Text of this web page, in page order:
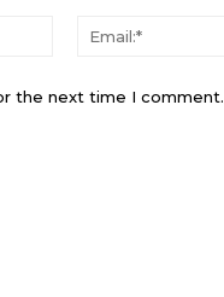
Name:*
the next time I comment.